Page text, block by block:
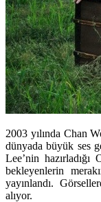
2003 yılında Chan
dünyada büyük ses
Lee’nin
bekleyenlerin
yayınlandı.
alıyor.